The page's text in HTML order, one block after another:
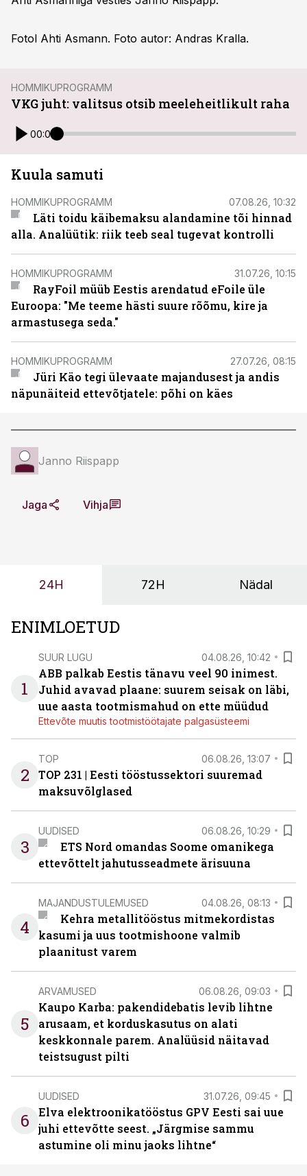
Fotol Ahti Asmann. Foto autor: Andras Kralla.
HOMMIKUPROGRAMM
VKG juht: valitsus otsib meeleheitlikult raha
00:00
Kuula samuti
HOMMIKUPROGRAMM 07.08.26, 10:32
Läti toidu käibemaksu alandamine tõi hinnad
alla. Analüütik: riik teeb seal tugevat kontrolli
HOMMIKUPROGRAMM 31.07.26, 10:15
RayFoil müüb Eestis arendatud eFoile üle
Euroopa: "Me teeme hästi suure rõõmu, kire ja
armastusega seda."
HOMMIKUPROGRAMM 27.07.26, 08:15
Jüri Käo tegi ülevaate majandusest ja andis
näpunäiteid ettevõtjatele: põhi on käes
Janno Riispapp
Jaga Vihja
24H 72H Nädal
ENIMLOETUD
1
SUUR LUGU 04.08.26, 10:42
ABB palkab Eestis tänavu veel 90 inimest.
Juhid avavad plaane: suurem seisak on läbi,
uue aasta tootmismahud on ette müüdud
Ettevõte muutis tootmistöötajate palgasüsteemi
2
TOP 06.08.26, 13:07
TOP 231 | Eesti tööstussektori suuremad
maksuvõlglased
3
UUDISED 06.08.26, 10:29
ETS Nord omandas Soome omanikega
ettevõttelt jahutusseadmete ärisuuna
4
MAJANDUSTULEMUSED 04.08.26, 08:13
Kehra metallitööstus mitmekordistas
kasumi ja uus tootmishoone valmib
plaanitust varem
5
ARVAMUSED 06.08.26, 09:03
Kaupo Karba: pakendidebatis levib lihtne
arusaam, et korduskasutus on alati
keskkonnale parem. Analüüsid näitavad
teistsugust pilti
6
UUDISED 31.07.26, 09:45
Elva elektroonikatööstus GPV Eesti sai uue
juhi ettevõtte seest. „Järgmise sammu
astumine oli minu jaoks lihtne“